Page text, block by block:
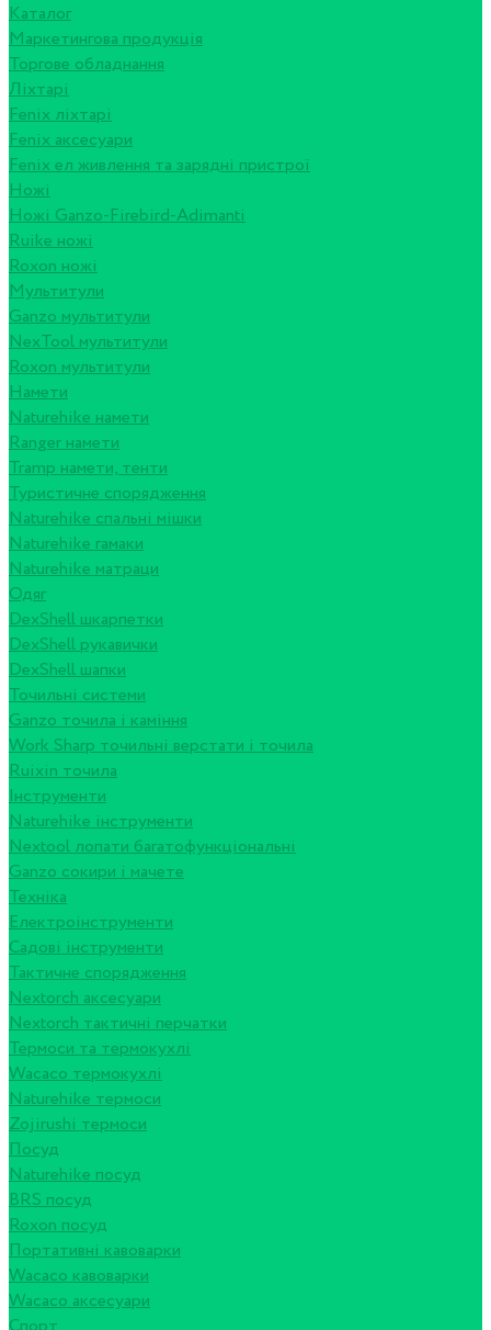
Каталог
Маркетингова продукція
Торгове обладнання
Ліхтарі
Fenix ліхтарі
Fenix аксесуари
Fenix ел живлення та зарядні пристрої
Ножі
Ножі Ganzo-Firebird-Adimanti
Ruike ножі
Roxon ножi
Мультитули
Ganzo мультитули
NexTool мультитули
Roxon мультитули
Намети
Naturehike намети
Ranger намети
Tramp намети, тенти
Туристичне спорядження
Naturehike спальні мішки
Naturehike гамаки
Naturehike матраци
Одяг
DexShell шкарпетки
DexShell рукавички
DexShell шапки
Точильні системи
Ganzo точила і каміння
Work Sharp точильні верстати і точила
Ruixin точила
Інструменти
Naturehike інструменти
Nextool лопати багатофункціональні
Ganzo сокири і мачете
Техніка
Електроінструменти
Садові інструменти
Тактичне спорядження
Nextorch аксесуари
Nextorch тактичні перчатки
Термоси та термокухлі
Wacaco термокухлі
Naturehike термоси
Zojirushi термоси
Посуд
Naturehike посуд
BRS посуд
Roxon посуд
Портативні кавоварки
Wacaco кавоварки
Wacaco аксесуари